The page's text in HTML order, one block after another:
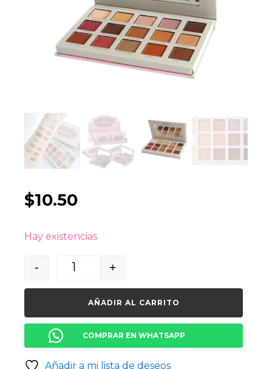
$10.50
Hay existencias
- +
AÑADIR AL CARRITO
COMPRAR EN WHATSAPP
Añadir a mi lista de deseos